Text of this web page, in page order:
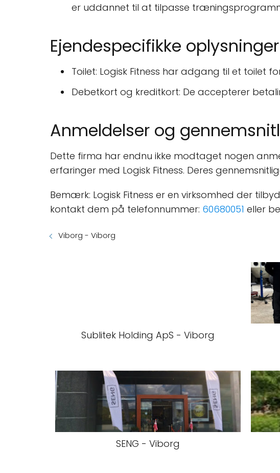
er uddannet til at tilpasse
Ejendespecifikke oplysninger
Toilet: Logisk Fitness har adgang til et toilet
Debetkort og kreditkort: De accepterer
Anmeldelser og
Dette firma har endnu ikke modtaget nogen
erfaringer med Logisk Fitness. Deres
Bemærk: Logisk Fitness er en virksomhed der
kontakt dem på telefonnummer: 60680051 eller
Viborg - Viborg
Sublitek Holding ApS - Viborg
SENG - Viborg